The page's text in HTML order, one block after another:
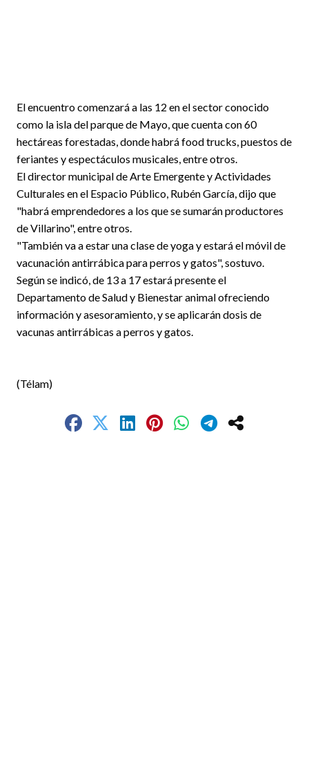
El encuentro comenzará a las 12 en el sector conocido
como la isla del parque de Mayo, que cuenta con 60
hectáreas forestadas, donde habrá food trucks, puestos de
feriantes y espectáculos musicales, entre otros.
El director municipal de Arte Emergente y Actividades
Culturales en el Espacio Público, Rubén García, dijo que
"habrá emprendedores a los que se sumarán productores
de Villarino", entre otros.
"También va a estar una clase de yoga y estará el móvil de
vacunación antirrábica para perros y gatos", sostuvo.
Según se indicó, de 13 a 17 estará presente el
Departamento de Salud y Bienestar animal ofreciendo
información y asesoramiento, y se aplicarán dosis de
vacunas antirrábicas a perros y gatos.
(Télam)